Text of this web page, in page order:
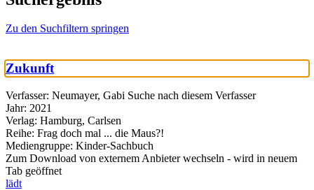
Zu den Suchfiltern springen
Zukunft
Verfasser: Neumayer, Gabi Suche nach diesem Verfasser
Jahr: 2021
Verlag: Hamburg, Carlsen
Reihe: Frag doch mal ... die Maus?!
Mediengruppe: Kinder-Sachbuch
Zum Download von externem Anbieter wechseln - wird in neuem
Tab geöffnet
lädt